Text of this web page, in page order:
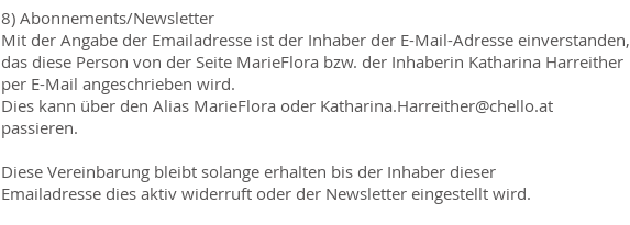
8) Abonnements/Newsletter
Mit der Angabe der Emailadresse ist der Inhaber der E-Mail-Adresse einverstanden,
das diese Person von der Seite MarieFlora bzw. der Inhaberin Katharina Harreither
per E-Mail angeschrieben wird.
Dies kann über den Alias MarieFlora oder Katharina.Harreither@chello.at
passieren.
Diese Vereinbarung bleibt solange erhalten bis der Inhaber dieser
Emailadresse dies aktiv widerruft oder der Newsletter eingestellt wird.